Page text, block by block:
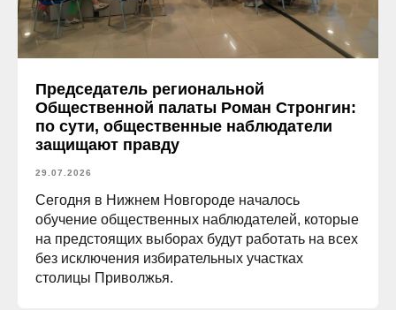
Председатель региональной
Общественной палаты Роман Стронгин:
по сути, общественные наблюдатели
защищают правду
29.07.2026
Сегодня в Нижнем Новгороде началось
обучение общественных наблюдателей, которые
на предстоящих выборах будут работать на всех
без исключения избирательных участках
столицы Приволжья.